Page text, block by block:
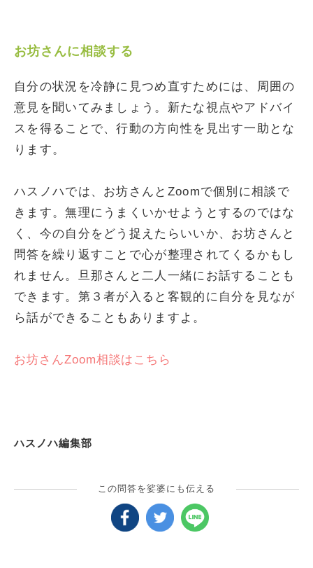
お坊さんに相談する
自分の状況を冷静に見つめ直すためには、周囲の
意見を聞いてみましょう。新たな視点やアドバイ
スを得ることで、行動の方向性を見出す一助とな
ります。
ハスノハでは、お坊さんとZoomで個別に相談で
きます。無理にうまくいかせようとするのではな
く、今の自分をどう捉えたらいいか、お坊さんと
問答を繰り返すことで心が整理されてくるかもし
れません。旦那さんと二人一緒にお話することも
できます。第３者が入ると客観的に自分を見なが
ら話ができることもありますよ。
お坊さんZoom相談はこちら
ハスノハ編集部
この問答を娑婆にも伝える